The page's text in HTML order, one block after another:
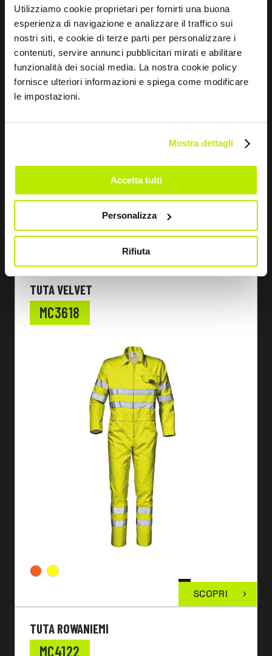
Utilizziamo cookie proprietari per fornirti una buona
esperienza di navigazione e analizzare il traffico sui
nostri siti, e cookie di terze parti per personalizzare i
contenuti, servire annunci pubblicitari mirati e abilitare
funzionalità dei social media. La nostra cookie policy
fornisce ulteriori informazioni e spiega come modificare
le impostazioni.
Mostra dettagli
Accetta tutti
Personalizza
Rifiuta
TUTA VELVET
MC3618
SCOPRI
TUTA ROWANIEMI
MC4122